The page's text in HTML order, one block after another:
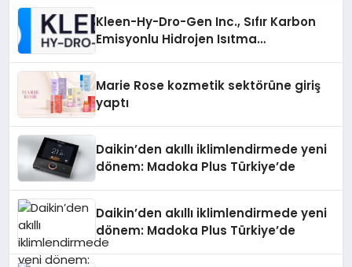
Kleen-Hy-Dro-Gen Inc., Sıfır Karbon
Emisyonlu Hidrojen Isıtma
Marie Rose kozmetik sektörüne giriş
yaptı
Daikin’den akıllı iklimlendirmede yeni
dönem: Madoka Plus Türkiye’de
Daikin’den akıllı iklimlendirmede yeni
dönem: Madoka Plus Türkiye’de